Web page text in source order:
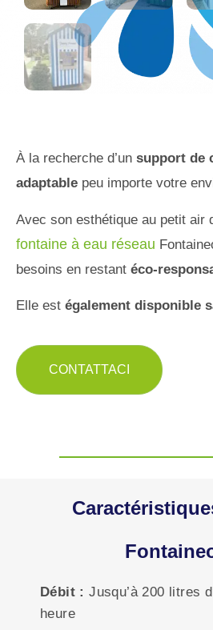
À la recherche d’un support de
adaptable peu importe votre
Avec son esthétique au petit air
fontaine à eau réseau
besoins en restant éco-
Elle est également disponible
CONTATTACI
Débit :Jusqu’à 200 litres
heure